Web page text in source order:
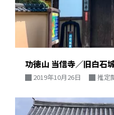
功徳山 当信寺／旧白石
2019年10月26日 推定